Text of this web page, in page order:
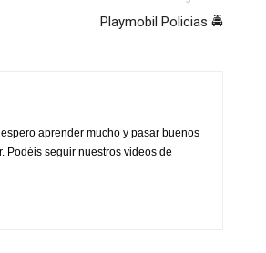
Playmobil Policias 🚔
aprender mucho y pasar buenos
Podéis seguir nuestros videos de